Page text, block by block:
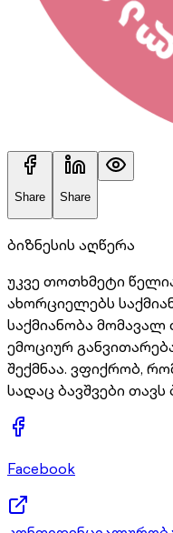
Share Share
ბიზნესის აღწერა
უკვე თოთხმეტი
ახორციელებს
საქმიანობა
ემოციურ
შექმნაა. ვფიქრობ,
სადაც ბავშვები
Facebook